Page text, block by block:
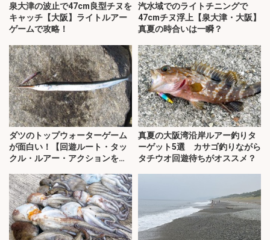
泉大津の波止で47cm良型チヌを
キャッチ【大阪】ライトルアー
ゲームで攻略！
汽水域でのライトチニングで
47cmチヌ浮上【泉大津・大阪】
真夏の時合いは一瞬？
ダツのトップウォーターゲーム
が面白い！【回遊ルート・タッ
クル・ルアー・アクションを解
真夏の大阪湾沿岸ルアー釣りタ
ーゲット5選 カサゴ釣りながら
タチウオ回遊待ちがオススメ？